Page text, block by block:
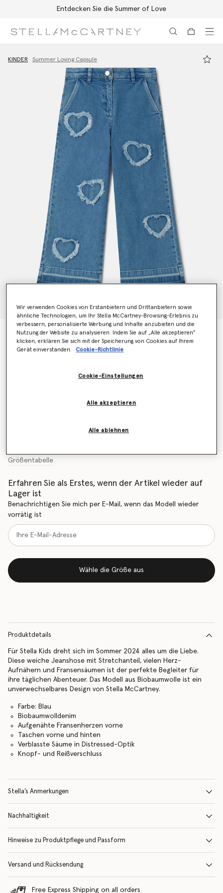
Entdecken Sie die Summer of Love
KINDER Summer Loving Capsule
Jeanshose mit Fransenherzen und Stretchanteil
Preis reduziert von
€140.00bis
€84.00
Größentabelle
Erfahren Sie als Erstes, wenn der Artikel wieder auf
Lager ist
Benachrichtigen Sie mich per E-Mail, wenn das Modell wieder
vorrätig ist
Wähle die Größe aus
Produktdetails
Für Stella Kids dreht sich im Sommer 2024 alles um die Liebe.
Diese weiche Jeanshose mit Stretchanteil, vielen Herz-
Aufnähern und Fransensäumen ist der perfekte Begleiter für
ihre täglichen Abenteuer. Das Modell aus Biobaumwolle ist ein
unverwechselbares Design von Stella McCartney.
Farbe: Blau
Biobaumwolldenim
Aufgenähte Fransenherzen vorne
Taschen vorne und hinten
Verblasste Säume in Distressed-Optik
Knopf- und Reißverschluss
Stella’s Anmerkungen
Nachhaltigkeit
Hinweise zu Produktpflege und Passform
Versand und Rücksendung
Free Express Shipping on all orders
Wir verwenden Cookies von Erstanbietern und Drittanbietern sowie
ähnliche Technologien, um Ihr Stella McCartney-Browsing-Erlebnis zu
verbessern, personalisierte Werbung und Inhalte anzubieten und die
Nutzung der Website zu analysieren. Indem Sie auf „Alle akzeptieren"
klicken, erklären Sie sich mit der Speicherung von Cookies auf Ihrem
Gerät einverstanden.
Cookie-Richtlinie
Cookie-Einstellungen
Alle ablehnen
Alle akzeptieren